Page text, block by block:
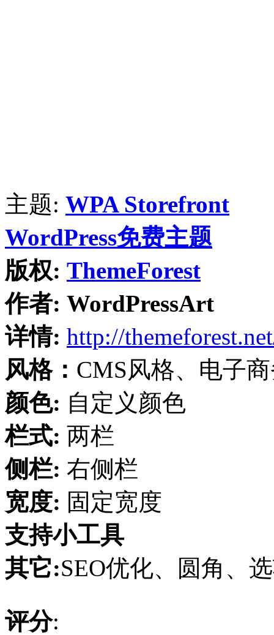
主题: WPA Storefront
WordPress免费主题
版权: ThemeForest
作者: WordPressArt
详情: http://
风格： CMS风格、电子
颜色: 自定义颜色
栏式: 两栏
侧栏: 右侧栏
宽度: 固定宽度
支持小工具
其它:SEO优化、圆角、
评分: